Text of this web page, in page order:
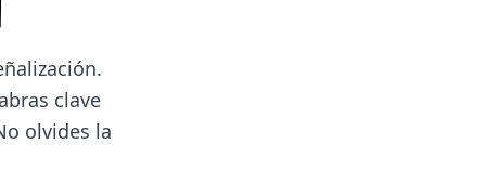
clave
olvides la